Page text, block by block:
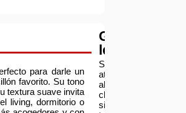
para darle un
favorito. Su tono
textura suave invita
living, dormitorio o
Garantía
legal
Servicio
atención
al
cliente:
si